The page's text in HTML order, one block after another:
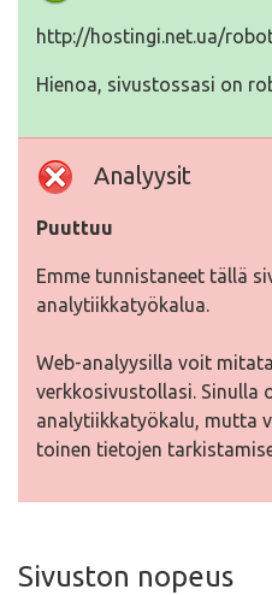
http://hostingi.net.ua/
Hienoa, sivustossasi on
Analyysit
Puuttuu
Emme tunnistaneet tällä
analytiikkatyökalua.
Web-analyysilla voit
verkkosivustollasi. Sinulla
analytiikkatyökalu, mutta
toinen tietojen
Sivuston nopeus